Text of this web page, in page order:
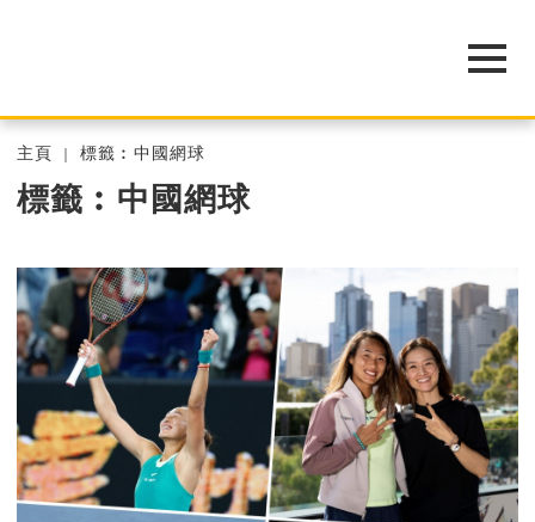
主頁 標籤︰中國網球
標籤︰中國網球